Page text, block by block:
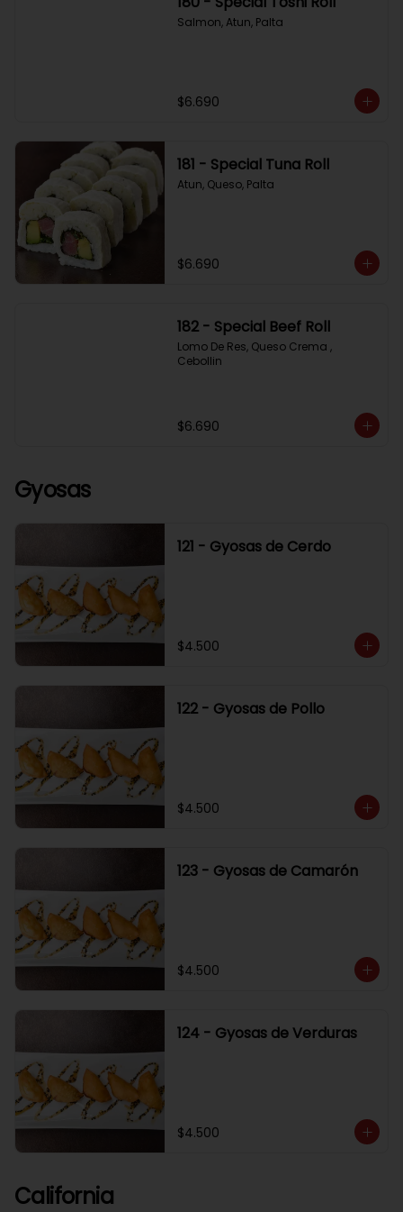
Salmon, Atun, Palta
$6.690
181 - Special Tuna Roll
Atun, Queso, Palta
$6.690
182 - Special Beef Roll
Lomo De Res, Queso Crema ,
Cebollin
$6.690
Gyosas
121 - Gyosas de Cerdo
$4.500
122 - Gyosas de Pollo
$4.500
123 - Gyosas de Camarón
$4.500
124 - Gyosas de Verduras
$4.500
California